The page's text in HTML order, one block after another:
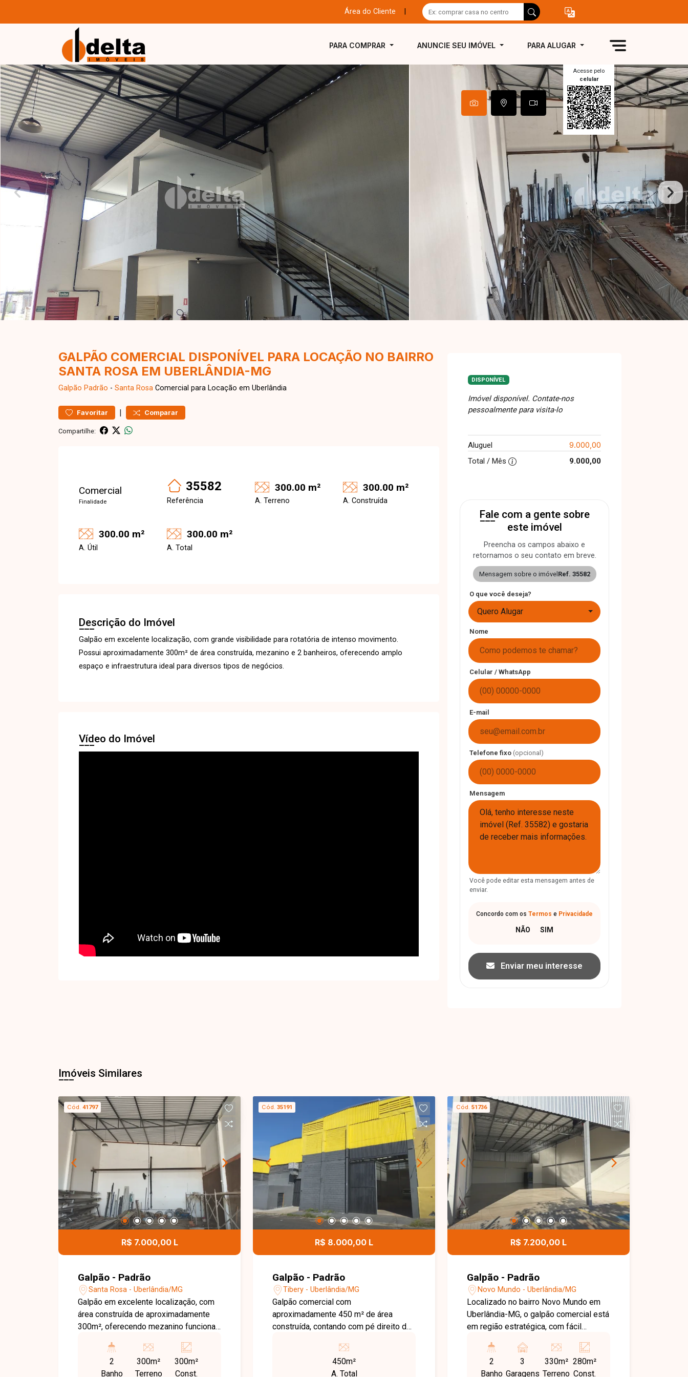
Área do Cliente
PARA COMPRAR ANUNCIE SEU IMÓVEL PARA ALUGAR
Acesse pelo
celular
GALPÃO COMERCIAL DISPONÍVEL PARA LOCAÇÃO NO BAIRRO
SANTA ROSA EM UBERLÂNDIA-MG
Galpão Padrão - Santa Rosa Comercial para Locação em Uberlândia
Favoritar | Comparar
Compartilhe:
Comercial
Finalidade
35582
Referência
300.00 m²
A. Terreno
300.00 m²
A. Construída
300.00 m²
A. Útil
300.00 m²
A. Total
Descrição do Imóvel
Galpão em excelente localização, com grande visibilidade para rotatória de intenso movimento.
Possui aproximadamente 300m² de área construída, mezanino e 2 banheiros, oferecendo amplo
espaço e infraestrutura ideal para diversos tipos de negócios.
Vídeo do Imóvel
DISPONÍVEL
Imóvel disponível. Contate-nos
pessoalmente para visita-lo
Aluguel 9.000,00
Total / Mês 9.000,00
Fale com a gente sobre
este imóvel
Preencha os campos abaixo e
retornamos o seu contato em breve.
Mensagem sobre o imóvel Ref. 35582
O que você deseja?
Quero Alugar
Nome
Celular / WhatsApp
E-mail
Telefone fixo (opcional)
Mensagem
Você pode editar esta mensagem antes de
enviar.
Concordo com os Termos e Privacidade
Enviar meu interesse
Imóveis Similares
Cód. 41797
R$ 7.000,00 L
Galpão - Padrão
Santa Rosa - Uberlândia/MG
Galpão em excelente localização, com
área construída de aproximadamente
300m², oferecendo mezanino funcional
para armazenamento, indústria leve ou
comércio, com fácil acesso e ótima
2
Banho
300m²
Terreno
300m²
Const.
Cód. 35191
R$ 8.000,00 L
Galpão - Padrão
Tibery - Uberlândia/MG
Galpão comercial com
aproximadamente 450 m² de área
construída, contando com pé direito de
ideal para armazenamento, logística ou
indústria. Imóvel localizado em região
450m²
A. Total
Cód. 51736
R$ 7.200,00 L
Galpão - Padrão
Novo Mundo - Uberlândia/MG
Localizado no bairro Novo Mundo em
Uberlândia-MG, o galpão comercial está
em região estratégica, com fácil
ideal para empresas e diversos
segmentos comerciais. O imóvel
2
Banho
3
Garagens
330m²
Terreno
280m²
Const.